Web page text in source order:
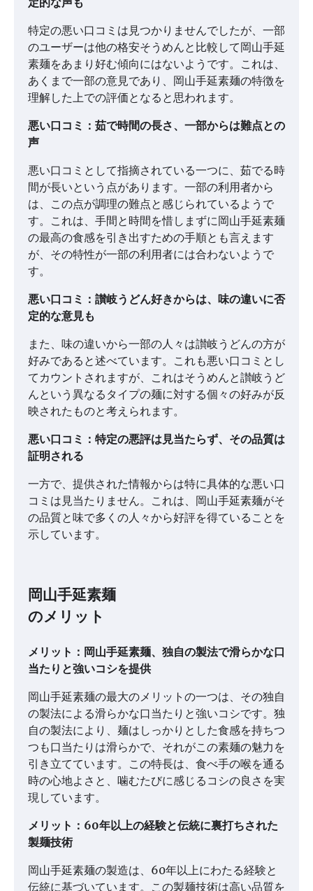
特定の悪い口コミは見つかりませんでしたが、一部
のユーザーは他の格安そうめんと比較して岡山手延
素麺をあまり好む傾向にはないようです。これは、
あくまで一部の意見であり、岡山手延素麺の特徴を
理解した上での評価となると思われます。
悪い口コミ：茹で時間の長さ、一部からは難点との
声
悪い口コミとして指摘されている一つに、茹でる時
間が長いという点があります。一部の利用者から
は、この点が調理の難点と感じられているようで
す。これは、手間と時間を惜しまずに岡山手延素麺
の最高の食感を引き出すための手順とも言えます
が、その特性が一部の利用者には合わないようで
す。
悪い口コミ：讃岐うどん好きからは、味の違いに否
定的な意見も
また、味の違いから一部の人々は讃岐うどんの方が
好みであると述べています。これも悪い口コミとし
てカウントされますが、これはそうめんと讃岐うど
んという異なるタイプの麺に対する個々の好みが反
映されたものと考えられます。
悪い口コミ：特定の悪評は見当たらず、その品質は
証明される
一方で、提供された情報からは特に具体的な悪い口
コミは見当たりません。これは、岡山手延素麺がそ
の品質と味で多くの人々から好評を得ていることを
示しています。
岡山手延素麺
のメリット
メリット：岡山手延素麺、独自の製法で滑らかな口
当たりと強いコシを提供
岡山手延素麺の最大のメリットの一つは、その独自
の製法による滑らかな口当たりと強いコシです。独
自の製法により、麺はしっかりとした食感を持ちつ
つも口当たりは滑らかで、それがこの素麺の魅力を
引き立てています。この特長は、食べ手の喉を通る
時の心地よさと、噛むたびに感じるコシの良さを実
現しています。
メリット：60年以上の経験と伝統に裏打ちされた
製麺技術
岡山手延素麺の製造は、60年以上にわたる経験と
伝統に基づいています。この製麺技術は高い品質を